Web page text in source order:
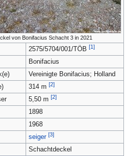
von Bonifacius Schacht 3 in 2021
2575/5704/001/TÖB[1]
Bonifacius
Vereinigte Bonifacius; Holland
314 m[2]
5,50 m[2]
1898
1968
seiger [3]
Schachtdeckel